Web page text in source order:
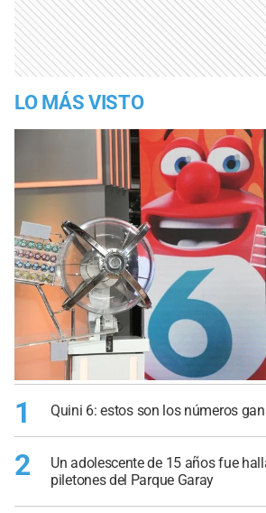
LO MÁS VISTO
1 Quini 6: estos son los números
2
Un adolescente de 15 años fue
piletones del Parque Garay